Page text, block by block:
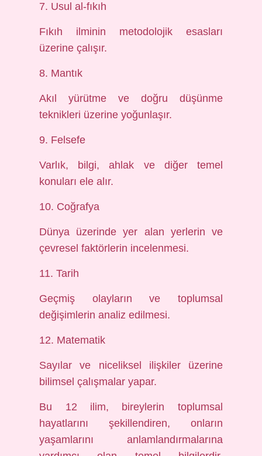
7. Usul al-fıkıh
Fıkıh ilminin metodolojik esasları
üzerine çalışır.
8. Mantık
Akıl yürütme ve doğru düşünme
teknikleri üzerine yoğunlaşır.
9. Felsefe
Varlık, bilgi, ahlak ve diğer temel
konuları ele alır.
10. Coğrafya
Dünya üzerinde yer alan yerlerin ve
çevresel faktörlerin incelenmesi.
11. Tarih
Geçmiş olayların ve toplumsal
değişimlerin analiz edilmesi.
12. Matematik
Sayılar ve niceliksel ilişkiler üzerine
bilimsel çalışmalar yapar.
Bu 12 ilim, bireylerin toplumsal
hayatlarını şekillendiren, onların
yaşamlarını anlamlandırmalarına